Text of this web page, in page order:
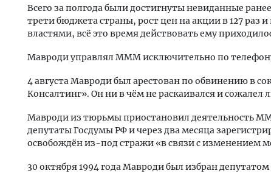
Всего за полгода были достигнуты невиданные
трети бюджета страны, рост цен на акции в 127
властями, всё это время действовать ему
Мавроди управлял МММ исключительно по
4 августа Мавроди был арестован по обвинению в
Консалтинг». Он ни в чём не раскаивался и сожалел
Мавроди из тюрьмы приостановил деятельность
депутаты Госдумы РФ и через два месяца
освобождён из-под стражи «в связи с изменением
30 октября 1994 года Мавроди был избран